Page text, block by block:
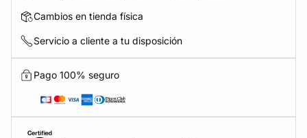
Cambios en tienda física
Servicio a cliente a tu disposición
Pago 100% seguro